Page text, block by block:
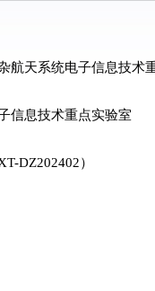
航天系统电子信息技
信息技术重点实验室
DZ202402）